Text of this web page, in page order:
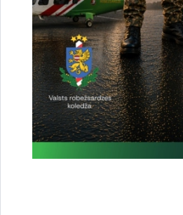
Vai šī informācija